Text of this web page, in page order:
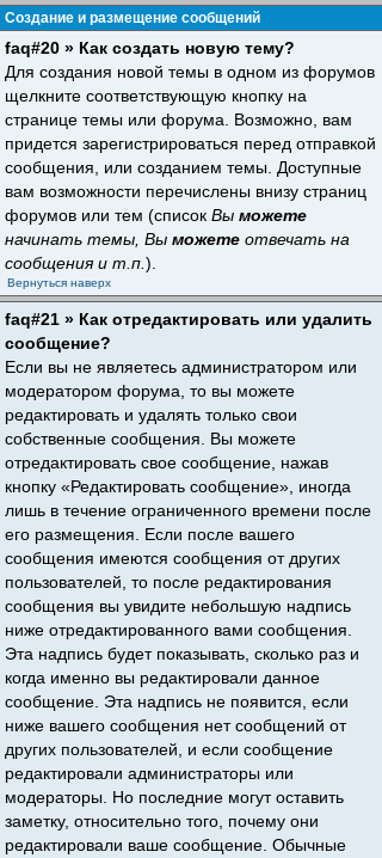
Создание и размещение сообщений
faq#20 » Как создать новую тему?
Для создания новой темы в одном из форумов
щелкните соответствующую кнопку на
странице темы или форума. Возможно, вам
придется зарегистрироваться перед отправкой
сообщения, или созданием темы. Доступные
вам возможности перечислены внизу страниц
форумов или тем (список Вы можете
начинать темы, Вы можете отвечать на
сообщения и т.п. ).
Вернуться наверх
faq#21 » Как отредактировать или удалить
сообщение?
Если вы не являетесь администратором или
модератором форума, то вы можете
редактировать и удалять только свои
собственные сообщения. Вы можете
отредактировать свое сообщение, нажав
кнопку «Редактировать сообщение», иногда
лишь в течение ограниченного времени после
его размещения. Если после вашего
сообщения имеются сообщения от других
пользователей, то после редактирования
сообщения вы увидите небольшую надпись
ниже отредактированного вами сообщения.
Эта надпись будет показывать, сколько раз и
когда именно вы редактировали данное
сообщение. Эта надпись не появится, если
ниже вашего сообщения нет сообщений от
других пользователей, и если сообщение
редактировали администраторы или
модераторы. Но последние могут оставить
заметку, относительно того, почему они
редактировали ваше сообщение. Обычные